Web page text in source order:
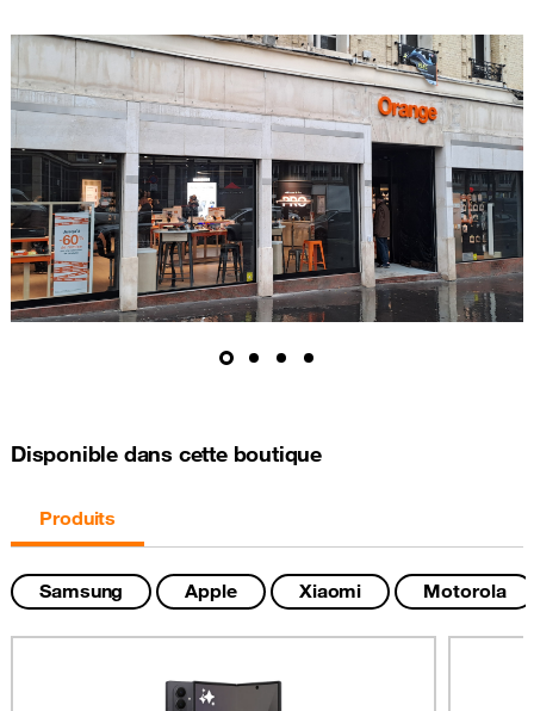
Disponible dans cette boutique
Produits
Samsung Apple Xiaomi Motorola